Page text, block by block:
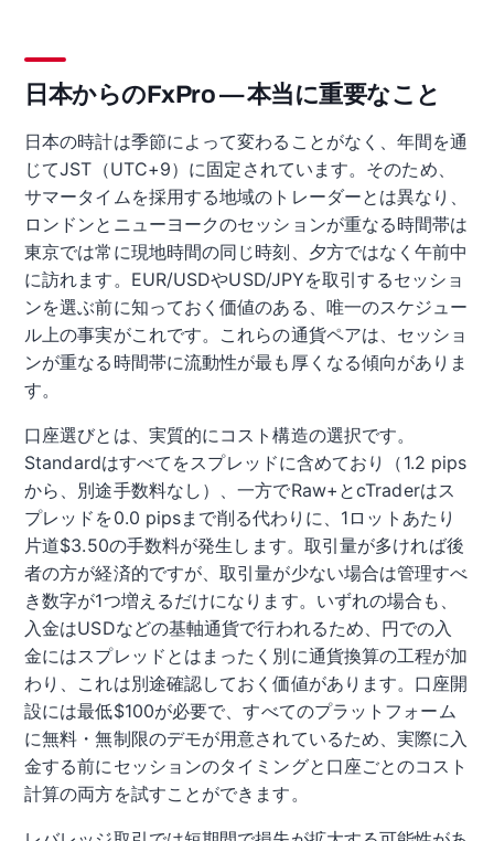
日本からのFxPro — 本当に重要なこと
日本の時計は季節によって変わることがなく、年間を通
じてJST（UTC+9）に固定されています。そのため、
サマータイムを採用する地域のトレーダーとは異なり、
ロンドンとニューヨークのセッションが重なる時間帯は
東京では常に現地時間の同じ時刻、夕方ではなく午前中
に訪れます。EUR/USDやUSD/JPYを取引するセッショ
ンを選ぶ前に知っておく価値のある、唯一のスケジュー
ル上の事実がこれです。これらの通貨ペアは、セッショ
ンが重なる時間帯に流動性が最も厚くなる傾向がありま
す。
口座選びとは、実質的にコスト構造の選択です。
Standardはすべてをスプレッドに含めており（1.2 pips
から、別途手数料なし）、一方でRaw+とcTraderはス
プレッドを0.0 pipsまで削る代わりに、1ロットあたり
片道$3.50の手数料が発生します。取引量が多ければ後
者の方が経済的ですが、取引量が少ない場合は管理すべ
き数字が1つ増えるだけになります。いずれの場合も、
入金はUSDなどの基軸通貨で行われるため、円での入
金にはスプレッドとはまったく別に通貨換算の工程が加
わり、これは別途確認しておく価値があります。口座開
設には最低$100が必要で、すべてのプラットフォーム
に無料・無制限のデモが用意されているため、実際に入
金する前にセッションのタイミングと口座ごとのコスト
計算の両方を試すことができます。